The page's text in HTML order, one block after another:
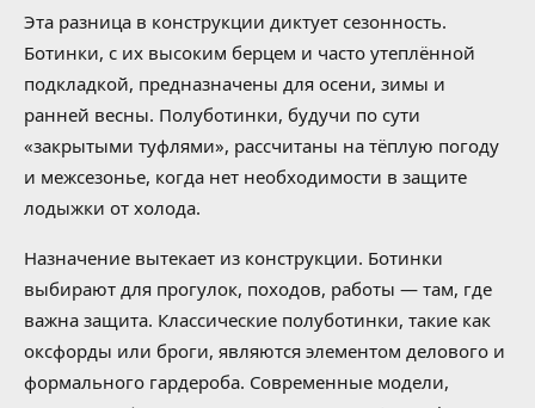
Эта разница в конструкции диктует сезонность.
Ботинки, с их высоким берцем и часто утеплённой
подкладкой, предназначены для осени, зимы и
ранней весны. Полуботинки, будучи по сути
«закрытыми туфлями», рассчитаны на тёплую погоду
и межсезонье, когда нет необходимости в защите
лодыжки от холода.
Назначение вытекает из конструкции. Ботинки
выбирают для прогулок, походов, работы — там, где
важна защита. Классические полуботинки, такие как
оксфорды или броги, являются элементом делового и
формального гардероба. Современные модели,